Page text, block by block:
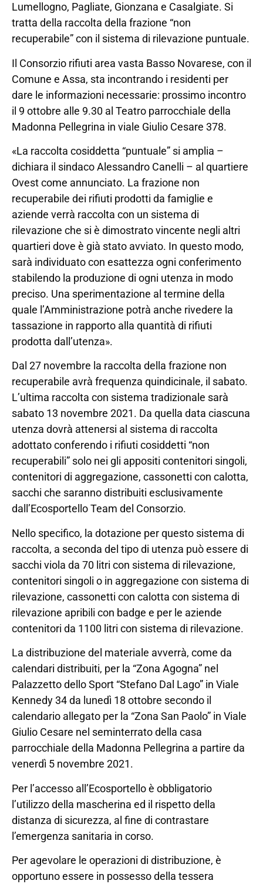
Lumellogno, Pagliate, Gionzana e Casalgiate. Si
tratta della raccolta della frazione “non
recuperabile” con il sistema di rilevazione puntuale.
Il Consorzio rifiuti area vasta Basso Novarese, con il
Comune e Assa, sta incontrando i residenti per
dare le informazioni necessarie: prossimo incontro
il 9 ottobre alle 9.30 al Teatro parrocchiale della
Madonna Pellegrina in viale Giulio Cesare 378.
«La raccolta cosiddetta “puntuale” si amplia –
dichiara il sindaco Alessandro Canelli – al quartiere
Ovest come annunciato. La frazione non
recuperabile dei rifiuti prodotti da famiglie e
aziende verrà raccolta con un sistema di
rilevazione che si è dimostrato vincente negli altri
quartieri dove è già stato avviato. In questo modo,
sarà individuato con esattezza ogni conferimento
stabilendo la produzione di ogni utenza in modo
preciso. Una sperimentazione al termine della
quale l’Amministrazione potrà anche rivedere la
tassazione in rapporto alla quantità di rifiuti
prodotta dall’utenza».
Dal 27 novembre la raccolta della frazione non
recuperabile avrà frequenza quindicinale, il sabato.
L’ultima raccolta con sistema tradizionale sarà
sabato 13 novembre 2021. Da quella data ciascuna
utenza dovrà attenersi al sistema di raccolta
adottato conferendo i rifiuti cosiddetti “non
recuperabili” solo nei gli appositi contenitori singoli,
contenitori di aggregazione, cassonetti con calotta,
sacchi che saranno distribuiti esclusivamente
dall’Ecosportello Team del Consorzio.
Nello specifico, la dotazione per questo sistema di
raccolta, a seconda del tipo di utenza può essere di
sacchi viola da 70 litri con sistema di rilevazione,
contenitori singoli o in aggregazione con sistema di
rilevazione, cassonetti con calotta con sistema di
rilevazione apribili con badge e per le aziende
contenitori da 1100 litri con sistema di rilevazione.
La distribuzione del materiale avverrà, come da
calendari distribuiti, per la “Zona Agogna” nel
Palazzetto dello Sport “Stefano Dal Lago” in Viale
Kennedy 34 da lunedì 18 ottobre secondo il
calendario allegato per la “Zona San Paolo” in Viale
Giulio Cesare nel seminterrato della casa
parrocchiale della Madonna Pellegrina a partire da
venerdì 5 novembre 2021.
Per l’accesso all’Ecosportello è obbligatorio
l’utilizzo della mascherina ed il rispetto della
distanza di sicurezza, al fine di contrastare
l’emergenza sanitaria in corso.
Per agevolare le operazioni di distribuzione, è
opportuno essere in possesso della tessera